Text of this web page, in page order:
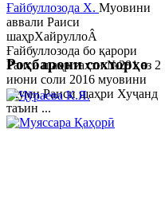
Ғайбуллозода Х. Муовини
аввали Раиси
шаҳрХайруллоÂ
Ғайбуллозода бо қарори
Раиси шаҳр таҳти №281 аз 2
июни соли 2016 муовини
якуми Раиси шаҳри Хуҷанд
таъин ...
Роҳбарони сохторҳо